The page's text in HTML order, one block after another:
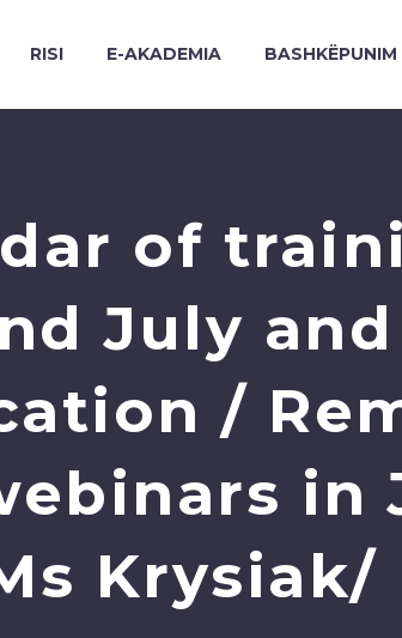
RISI E-AKADEMIA BASHKËPUNIM
of
July
/
in
Krysiak/